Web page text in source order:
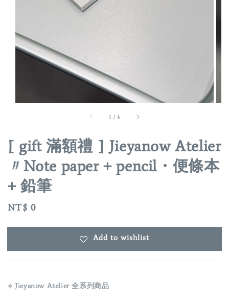
1 /4
[ gift 滿額禮 ] Jieyanow Atelier
〃Note paper + pencil・便條本
+ 鉛筆
Regular
NT$ 0
Add to wishlist
⟡ Jieyanow Atelier 全系列商品